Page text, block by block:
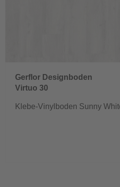
Gerflor Designboden
Virtuo 30
Klebe-Vinylboden Sunny